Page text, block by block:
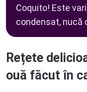
Coquito! Este
condensat, nucă
Rețete
ouă făcut în